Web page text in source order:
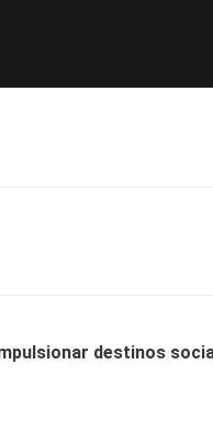
destinos